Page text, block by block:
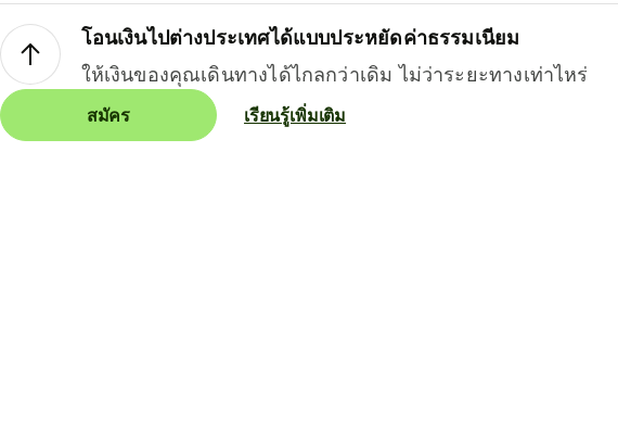
โอนเงินไปต่างประเทศได้แบบประหยัดค่าธรรมเนียม
ให้เงินของคุณเดินทางได้ไกลกว่าเดิม ไม่ว่าระยะทางเท่าไหร่
สมัคร เรียนรู้เพิ่มเติม